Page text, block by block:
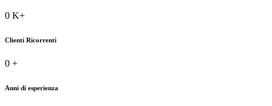
0 K+
Clienti Ricorrenti
0 +
Anni di esperienza